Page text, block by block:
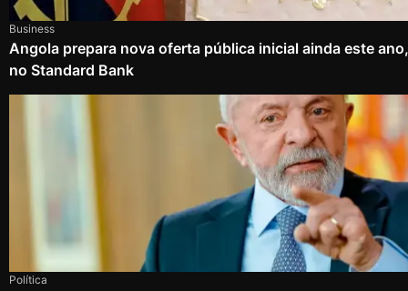
Business
Angola prepara nova oferta pública inicial ainda este
no Standard Bank
Política